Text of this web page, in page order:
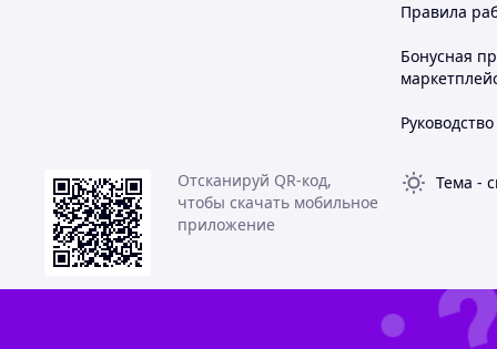
Правила
Бонусная
Отсканируй QR-код,
чтобы скачать мобильное
приложение
Тема -